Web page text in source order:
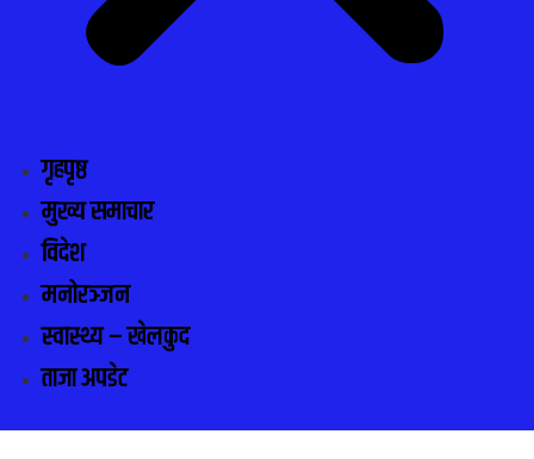
गृहपृष्ठ
मुख्य समाचार
विदेश
मनोरञ्जन
स्वास्थ्य – खेलकुद
ताजा अपडेट